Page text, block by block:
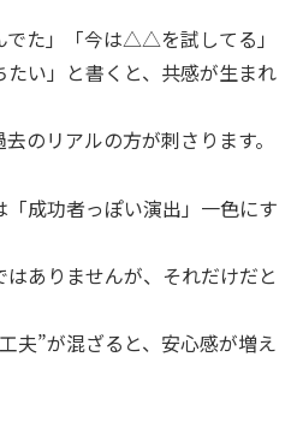
た」「今は△△を試してる」
たい」と書くと、共感が生まれ
のリアルの方が刺さります。
成功者っぽい演出」一色にす
ありませんが、それだけだと
夫”が混ざると、安心感が増え